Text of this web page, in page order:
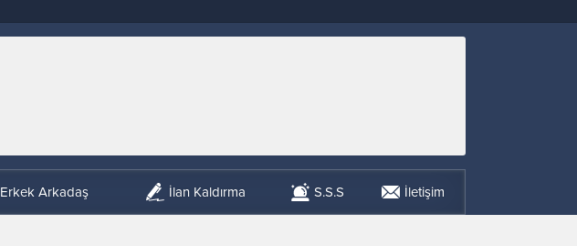
Erkek Arkadaş İlan Kaldırma S.S.S İletişim